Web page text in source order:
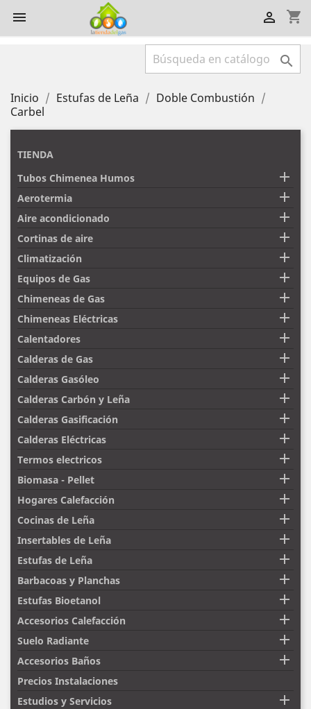
 shopping_cart


Inicio Estufas de Leña
Doble Combustión
Carbel
TIENDA
Tubos Chimenea Humos

Aerotermia 
Aire acondicionado 
Cortinas de aire 
Climatización 
Equipos de Gas 
Chimeneas de Gas 
Chimeneas Eléctricas 
Calentadores 
Calderas de Gas 
Calderas Gasóleo 
Calderas Carbón y Leña 
Calderas Gasificación 
Calderas Eléctricas 
Termos electricos 
Biomasa - Pellet 
Hogares Calefacción 
Cocinas de Leña 
Insertables de Leña 
Estufas de Leña 
Barbacoas y Planchas 
Estufas Bioetanol 
Accesorios Calefacción 
Suelo Radiante 
Accesorios Baños 
Precios Instalaciones
Estudios y Servicios
